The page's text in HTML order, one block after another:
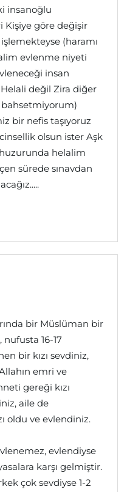
insanoğlu
Kişiye göre değişir
(haramı
evlenme niyeti
insan
değil Zira diğer
bahsetmiyorum)
bir nefis taşıyoruz
olsun ister Aşk
helalim
sürede sınavdan
bir Müslüman bir
16-17
bir kızı sevdiniz,
emri ve
gereği kızı
aile de
oldu ve evlendiniz.
evlendiyse
karşı gelmiştir.
çok sevdiyse 1-2